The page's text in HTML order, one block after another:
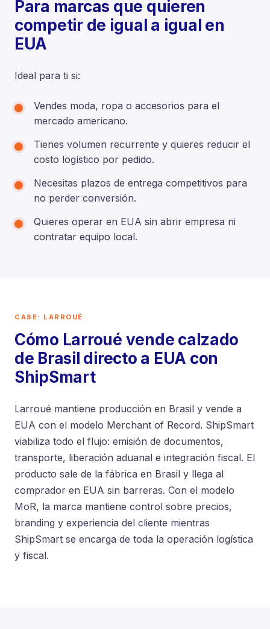
Para marcas que quieren
competir de igual a igual en
EUA
Ideal para ti si:
Vendes moda, ropa o accesorios para el
mercado americano.
Tienes volumen recurrente y quieres reducir el
costo logístico por pedido.
Necesitas plazos de entrega competitivos para
no perder conversión.
Quieres operar en EUA sin abrir empresa ni
contratar equipo local.
CASE: LARROUÉ
Cómo Larroué vende calzado
de Brasil directo a EUA con
ShipSmart
Larroué mantiene producción en Brasil y vende a
EUA con el modelo Merchant of Record. ShipSmart
viabiliza todo el flujo: emisión de documentos,
transporte, liberación aduanal e integración fiscal. El
producto sale de la fábrica en Brasil y llega al
comprador en EUA sin barreras. Con el modelo
MoR, la marca mantiene control sobre precios,
branding y experiencia del cliente mientras
ShipSmart se encarga de toda la operación logística
y fiscal.